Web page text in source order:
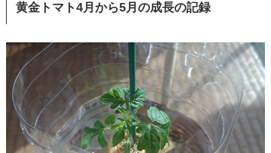
黄金トマト4月から5月の成長の記録